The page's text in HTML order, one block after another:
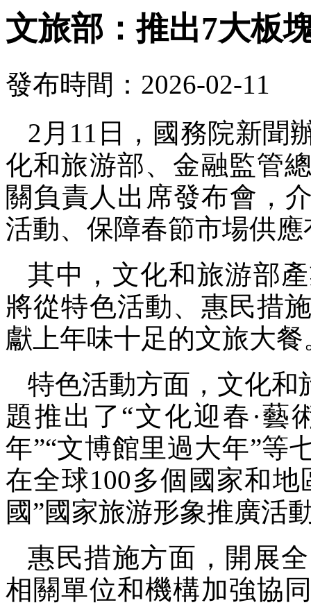
文旅部：推出7大板
發布時間：2026-02-11
2月11日，國務院新聞
化和旅游部、金融監管
關負責人出席發布會，
活動、保障春節市場供
其中，文化和旅游部
將從特色活動、惠民措
獻上年味十足的文旅大餐
特色活動方面，文化和
題推出了“文化迎春·藝
年”“文博館里過大年”等
在全球100多個國家和
國”國家旅游形象推廣活
惠民措施方面，開展
相關單位和機構加強協